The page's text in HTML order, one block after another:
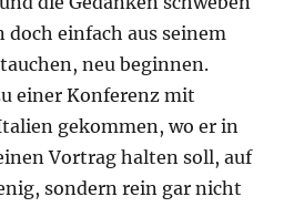
einfach aus seinem
neu beginnen.
einer Konferenz mit
gekommen, wo er in
Vortrag halten soll, auf
sondern rein gar nicht